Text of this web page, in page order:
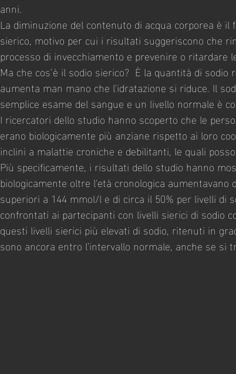
anni.
La diminuzione del contenuto di acqua corporea è
sierico, motivo per cui i risultati suggeriscono che
processo di invecchiamento e prevenire o ritardare
Ma che cos’è il sodio sierico?  È la quantità di
aumenta man mano che l'idratazione si riduce. Il
semplice esame del sangue e un livello normale è
I ricercatori dello studio hanno scoperto che le
erano biologicamente più anziane rispetto ai loro
inclini a malattie croniche e debilitanti, le quali
Più specificamente, i risultati dello studio hanno
biologicamente oltre l'età cronologica
superiori a 144 mmol/l e di circa il 50% per livelli di
confrontati ai partecipanti con livelli sierici di sodio
questi livelli sierici più elevati di sodio, ritenuti in
sono ancora entro l'intervallo normale, anche se si